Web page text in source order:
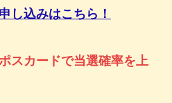
し込みはこちら！
スカードで当選確率を上